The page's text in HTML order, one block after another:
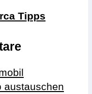
Tipps
austauschen